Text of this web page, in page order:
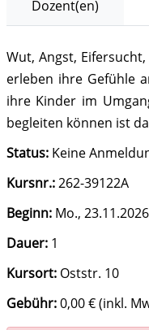
Dozent(en)
Wut, Angst,
erleben ihre Gefühle
ihre Kinder im
begleiten können ist
Status: Keine
Kursnr.:262-39122A
Beginn: Mo.,
Dauer:1
Kursort:Oststr. 10
Gebühr:0,00 € (inkl.